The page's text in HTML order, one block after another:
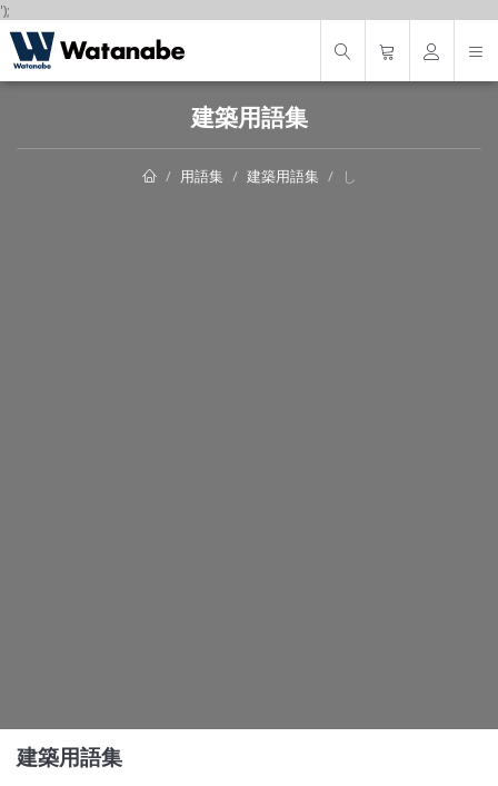
');
建築用語集
用語集 建築用語集 し
建築用語集